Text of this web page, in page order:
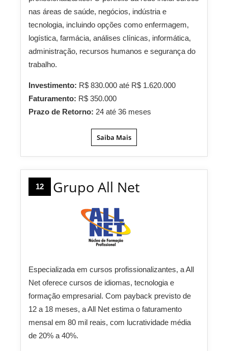
nas áreas de saúde, negócios, indústria e
tecnologia, incluindo opções como enfermagem,
logística, farmácia, análises clínicas, informática,
administração, recursos humanos e segurança do
trabalho.
Investimento: R$ 830.000 até R$ 1.620.000
Faturamento: R$ 350.000
Prazo de Retorno: 24 até 36 meses
Saiba Mais
12 Grupo All Net
Especializada em cursos profissionalizantes, a All
Net oferece cursos de idiomas, tecnologia e
formação empresarial. Com payback previsto de
12 a 18 meses, a All Net estima o faturamento
mensal em 80 mil reais, com lucratividade média
de 20% a 40%.